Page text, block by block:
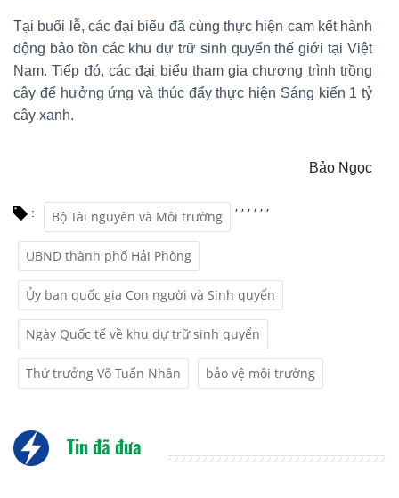
Tại buổi lễ, các đại biểu đã cùng thực hiện cam kết hành
động bảo tồn các khu dự trữ sinh quyển thế giới tại Việt
Nam. Tiếp đó, các đại biểu tham gia chương trình trồng
cây để hưởng ứng và thúc đẩy thực hiện Sáng kiến 1 tỷ
cây xanh.
Bảo Ngọc
: Bộ Tài nguyên và Môi trường
,
UBND thành phố Hải Phòng
,
Ủy ban quốc gia Con người và Sinh quyển
,
Ngày Quốc tế về khu dự trữ sinh quyển
,
Thứ trưởng Võ Tuấn Nhân
,
bảo vệ môi trường
,
Tin đã đưa